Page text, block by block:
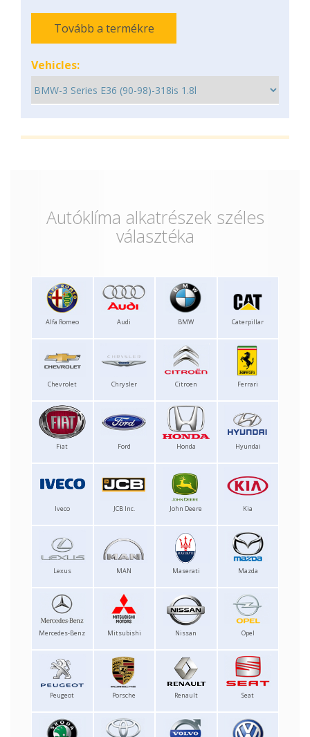
Tovább a termékre
Vehicles:
Autóklíma alkatrészek széles
választéka
Alfa Romeo Audi BMW Caterpillar
Chevrolet Chrysler Citroen Ferrari
Fiat Ford Honda Hyundai
Iveco JCB Inc. John Deere Kia
Lexus MAN Maserati Mazda
Mercedes-Benz Mitsubishi Nissan Opel
Peugeot Porsche Renault Seat